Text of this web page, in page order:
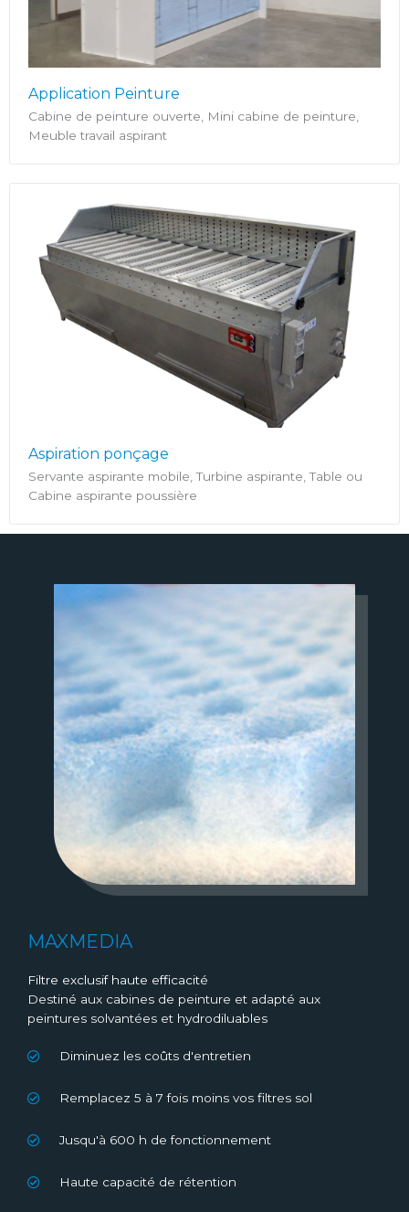
Application Peinture
Cabine de peinture ouverte, Mini cabine de peinture,
Meuble travail aspirant
Aspiration ponçage
Servante aspirante mobile, Turbine aspirante, Table ou
Cabine aspirante poussière
MAXMEDIA
Filtre exclusif haute efficacité
Destiné aux cabines de peinture et adapté aux
peintures solvantées et hydrodiluables
Diminuez les coûts d'entretien
Remplacez 5 à 7 fois moins vos filtres sol
Jusqu'à 600 h de fonctionnement
Haute capacité de rétention